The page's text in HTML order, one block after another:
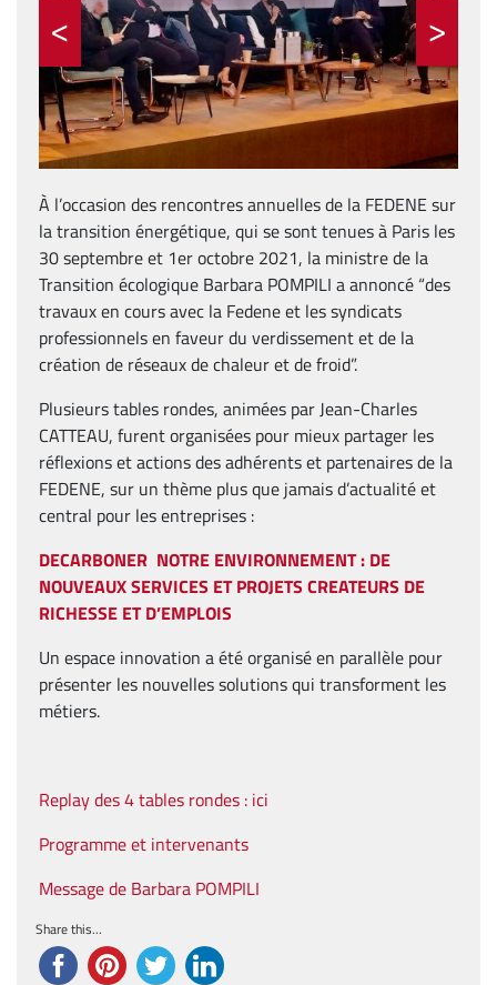
< >
À l’occasion des rencontres annuelles de la FEDENE sur
la transition énergétique, qui se sont tenues à Paris les
30 septembre et 1er octobre 2021, la ministre de la
Transition écologique Barbara POMPILI a annoncé “des
travaux en cours avec la Fedene et les syndicats
professionnels en faveur du verdissement et de la
création de réseaux de chaleur et de froid”.
Plusieurs tables rondes, animées par Jean-Charles
CATTEAU, furent organisées pour mieux partager les
réflexions et actions des adhérents et partenaires de la
FEDENE, sur un thème plus que jamais d’actualité et
central pour les entreprises :
DECARBONER NOTRE ENVIRONNEMENT : DE
NOUVEAUX SERVICES ET PROJETS CREATEURS DE
RICHESSE ET D’EMPLOIS
Un espace innovation a été organisé en parallèle pour
présenter les nouvelles solutions qui transforment les
métiers.
Replay des 4 tables rondes : ici
Programme et intervenants
Message de Barbara POMPILI
Share this...